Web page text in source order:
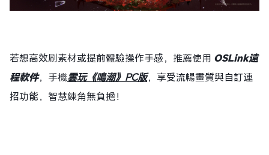
若想高效刷素材或提前體驗操作手感，推薦使用 OSLink遠
程軟件，手機雲玩《鳴潮》PC版，享受流暢畫質與自訂連
招功能，智慧練角無負擔！